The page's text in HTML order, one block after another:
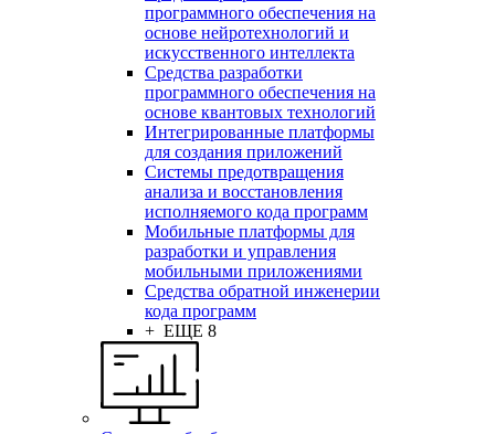
программного обеспечения на
основе нейротехнологий и
искусственного интеллекта
Средства разработки
программного обеспечения на
основе квантовых технологий
Интегрированные платформы
для создания приложений
Системы предотвращения
анализа и восстановления
исполняемого кода программ
Мобильные платформы для
разработки и управления
мобильными приложениями
Средства обратной инженерии
кода программ
+ ЕЩЕ 8